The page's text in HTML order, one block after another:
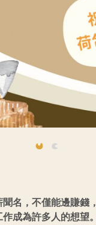
名，不僅能邊賺錢
成為許多人的想